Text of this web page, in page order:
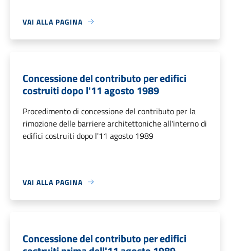
VAI ALLA PAGINA
Concessione del contributo per edifici
costruiti dopo l'11 agosto 1989
Procedimento di concessione del contributo per la
rimozione delle barriere architettoniche all'interno di
edifici costruiti dopo l'11 agosto 1989
VAI ALLA PAGINA
Concessione del contributo per edifici